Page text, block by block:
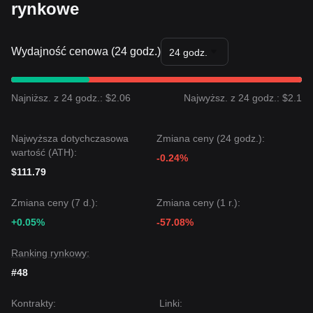
Konsensus wśród różnych analityków technicznych jest taki,
średnioterminowy trend pozostaje Neutralny do Byczego
o ile cena utrzyma się powyżej poziomu wsparcia
rynkowe
Wydajność cenowa (24 godz.) 24 godz.
Najniższ. z 24 godz.: $2.06 Najwyższ. z 24 godz.: $2.1
Najwyższa dotychczasowa
wartość (ATH):
$111.79
Zmiana ceny (24 godz.):
-0.24%
Zmiana ceny (7 d.):
+0.05%
Zmiana ceny (1 r.):
-57.08%
Ranking rynkowy:
#48
Kontrakty: Linki: